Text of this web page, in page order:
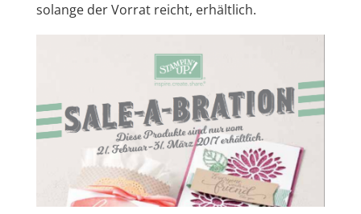
solange der Vorrat reicht, erhältlich.